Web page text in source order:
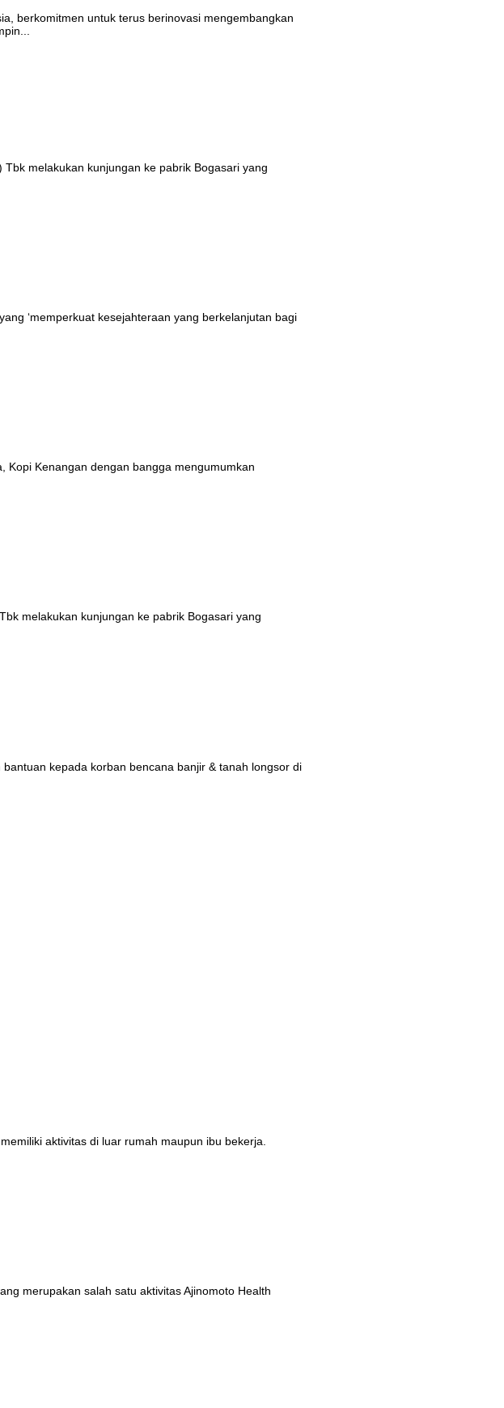
berkomitmen untuk terus berinovasi mengembangkan
melakukan kunjungan ke pabrik Bogasari yang
‘memperkuat kesejahteraan yang berkelanjutan bagi
Kenangan dengan bangga mengumumkan
melakukan kunjungan ke pabrik Bogasari yang
kepada korban bencana banjir & tanah longsor di
aktivitas di luar rumah maupun ibu bekerja.
merupakan salah satu aktivitas Ajinomoto Health